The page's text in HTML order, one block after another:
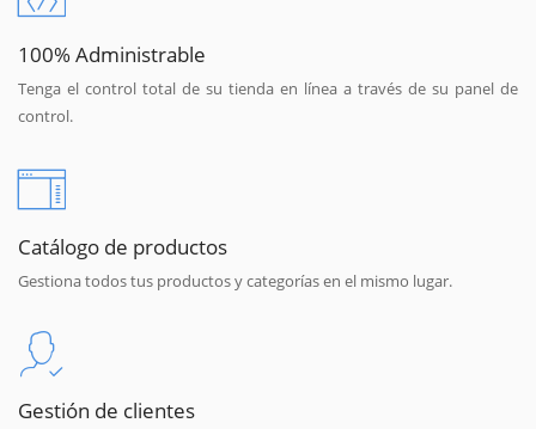
100% Administrable
Tenga el control total de su tienda en línea a través de su panel de
control.
Catálogo de productos
Gestiona todos tus productos y categorías en el mismo lugar.
Gestión de clientes